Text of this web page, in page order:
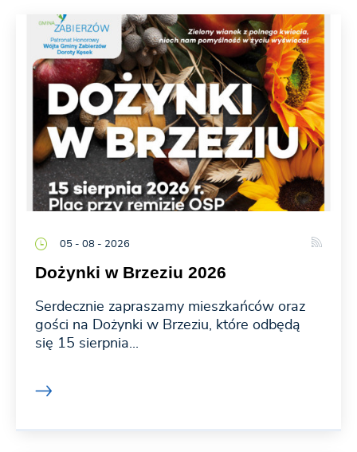
05 - 08 - 2026
Dożynki w Brzeziu 2026
Serdecznie zapraszamy mieszkańców oraz
gości na Dożynki w Brzeziu, które odbędą
się 15 sierpnia...